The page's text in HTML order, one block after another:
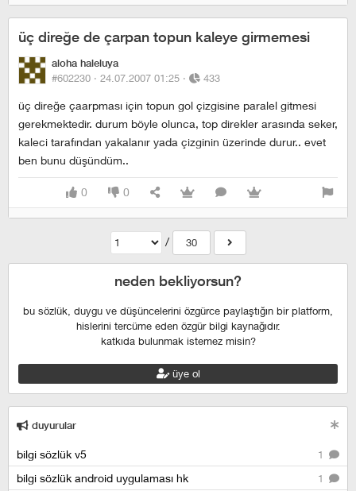
üç direğe de çarpan topun kaleye girmemesi
aloha haleluya
#602230 · 24.07.2007 01:25 · 433
üç direğe çaarpması için topun gol çizgisine paralel gitmesi
gerekmektedir. durum böyle olunca, top direkler arasında seker,
kaleci tarafından yakalanır yada çizginin üzerinde durur.. evet
ben bunu düşündüm..
0 0
/ 30
neden bekliyorsun?
bu sözlük, duygu ve düşüncelerini özgürce paylaştığın bir platform,
hislerini tercüme eden özgür bilgi kaynağıdır.
katkıda bulunmak istemez misin?
üye ol
duyurular
1
bilgi sözlük v5
1
bilgi sözlük android uygulaması hk